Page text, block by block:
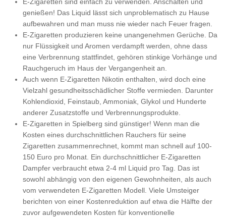
E-Zigaretten sind einfach zu verwenden. Anschalten und
genießen! Das Liquid lässt sich unproblematisch zu Hause
aufbewahren und man muss nie wieder nach Feuer fragen.
E-Zigaretten produzieren keine unangenehmen Gerüche. Da
nur Flüssigkeit und Aromen verdampft werden, ohne dass
eine Verbrennung stattfindet, gehören stinkige Vorhänge und
Rauchgeruch im Haus der Vergangenheit an.
Auch wenn E-Zigaretten Nikotin enthalten, wird doch eine
Vielzahl gesundheitsschädlicher Stoffe vermieden. Darunter
Kohlendioxid, Feinstaub, Ammoniak, Glykol und Hunderte
anderer Zusatzstoffe und Verbrennungsprodukte.
E-Zigaretten in Spielberg sind günstiger! Wenn man die
Kosten eines durchschnittlichen Rauchers für seine
Zigaretten zusammenrechnet, kommt man schnell auf 100-
150 Euro pro Monat. Ein durchschnittlicher E-Zigaretten
Dampfer verbraucht etwa 2-4 ml Liquid pro Tag. Das ist
sowohl abhängig von den eigenen Gewohnheiten, als auch
vom verwendeten E-Zigaretten Modell. Viele Umsteiger
berichten von einer Kostenreduktion auf etwa die Hälfte der
zuvor aufgewendeten Kosten für konventionelle